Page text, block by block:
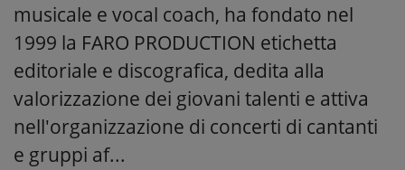
musicale e vocal coach, ha fondato nel
1999 la FARO PRODUCTION etichetta
editoriale e discografica, dedita alla
valorizzazione dei giovani talenti e attiva
nell'organizzazione di concerti di cantanti
e gruppi af...